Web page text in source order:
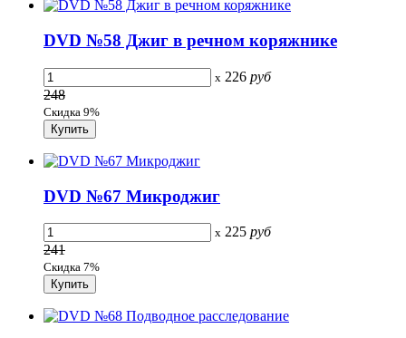
DVD №58 Джиг в речном коряжнике
x 226 руб
248
Скидка 9%
DVD №67 Микроджиг
x 225 руб
241
Скидка 7%